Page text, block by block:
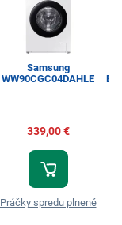
Samsung
WW90CGC04DAHLE
339,00 €
Práčky spredu plnené